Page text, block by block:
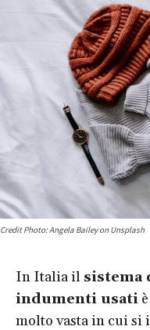
Credit Photo: Angela Bailey on Unsplash
In Italia il sistema
indumenti usati
molto vasta in cui si